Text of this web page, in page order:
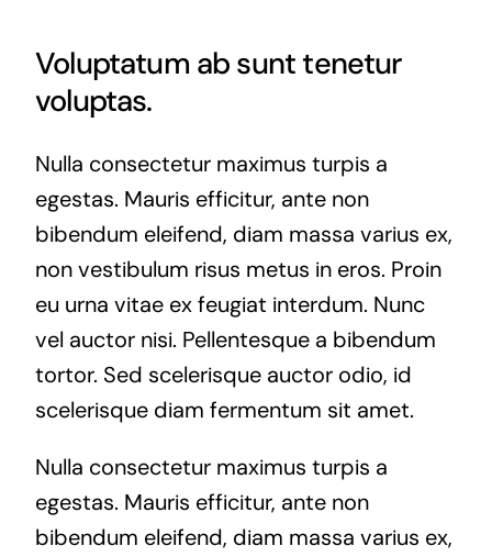
Voluptatum ab sunt tenetur
voluptas.
Nulla consectetur maximus turpis a
egestas. Mauris efficitur, ante non
bibendum eleifend, diam massa varius ex,
non vestibulum risus metus in eros. Proin
eu urna vitae ex feugiat interdum. Nunc
vel auctor nisi. Pellentesque a bibendum
tortor. Sed scelerisque auctor odio, id
scelerisque diam fermentum sit amet.
Nulla consectetur maximus turpis a
egestas. Mauris efficitur, ante non
bibendum eleifend, diam massa varius ex,